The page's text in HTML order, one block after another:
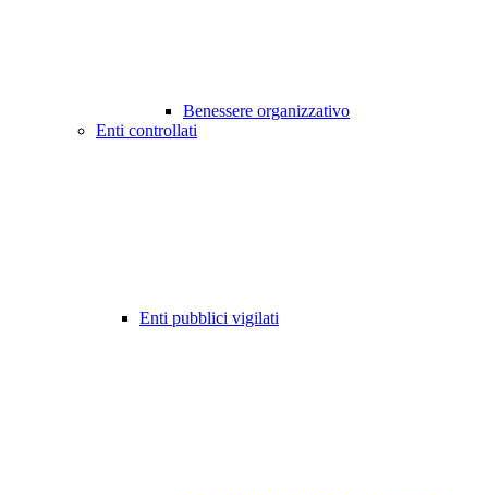
Benessere organizzativo
Enti controllati
Enti pubblici vigilati